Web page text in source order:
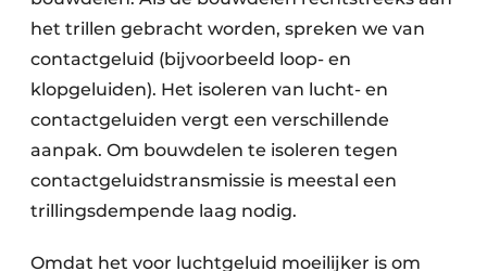
het trillen gebracht worden, spreken we van
contactgeluid (bijvoorbeeld loop- en
klopgeluiden). Het isoleren van lucht- en
contactgeluiden vergt een verschillende
aanpak. Om bouwdelen te isoleren tegen
contactgeluidstransmissie is meestal een
trillingsdempende laag nodig.
Omdat het voor luchtgeluid moeilijker is om